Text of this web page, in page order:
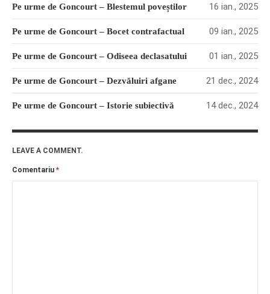
Pe urme de Goncourt – Blestemul poveștilor 16 ian., 2025
Pe urme de Goncourt – Bocet contrafactual 09 ian., 2025
Pe urme de Goncourt – Odiseea declasatului 01 ian., 2025
Pe urme de Goncourt – Dezvăluiri afgane 21 dec., 2024
Pe urme de Goncourt – Istorie subiectivă 14 dec., 2024
LEAVE A COMMENT.
Comentariu *